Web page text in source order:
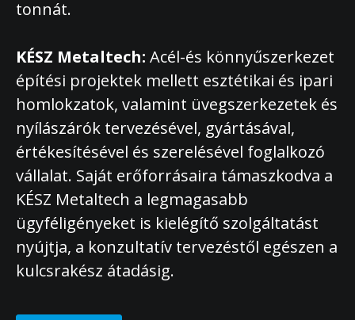
tonnát.
KÉSZ Metaltech: Acél-és könnyűszerkezet
építési projektek mellett esztétikai és ipari
homlokzatok, valamint üvegszerkezetek és
nyílászárók tervezésével, gyártásával,
értékesítésével és szerelésével foglalkozó
vállalat. Saját erőforrásaira támaszkodva a
KÉSZ Metaltech a legmagasabb
ügyféligényeket is kielégítő szolgáltatást
nyújtja, a konzultatív tervezéstől egészen a
kulcsrakész átadásig.